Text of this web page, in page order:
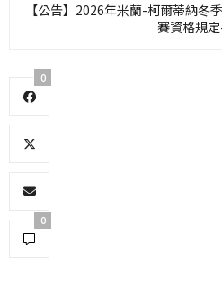
【公告】2026年米蘭-柯爾蒂納冬
賽資格規
0
0